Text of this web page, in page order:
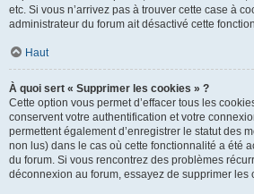
etc. Si vous n’arrivez pas à trouver cette case à
administrateur du forum ait désactivé cette
Haut
À quoi sert « Supprimer les cookies » ?
Cette option vous permet d’effacer tous les
conservent votre authentification et votre
permettent également d’enregistrer le statut des
non lus) dans le cas où cette fonctionnalité a été
du forum. Si vous rencontrez des problèmes
déconnexion au forum, essayez de supprimer les